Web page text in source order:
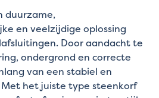
duurzame,
en veelzijdige oplossing
Door aandacht te
ondergrond en correcte
van een stabiel en
het juiste type steenkorf